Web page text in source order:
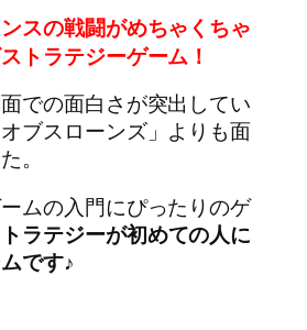
スの戦闘がめちゃくちゃ
トラテジーゲーム！
での面白さが突出してい
ブスローンズ」よりも面
。
ムの入門にぴったりのゲ
ラテジーが初めての人に
です♪